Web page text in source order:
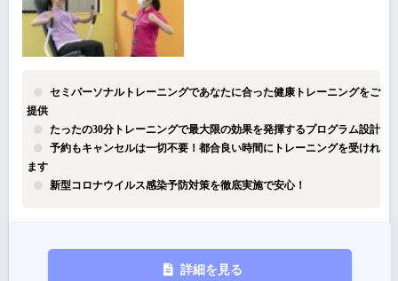
セミパーソナルトレーニングであなたに合った健康トレーニングをご
提供
たったの30分トレーニングで最大限の効果を発揮するプログラム設計
予約もキャンセルは一切不要！都合良い時間にトレーニングを受けれ
ます
新型コロナウイルス感染予防対策を徹底実施で安心！
詳細を見る